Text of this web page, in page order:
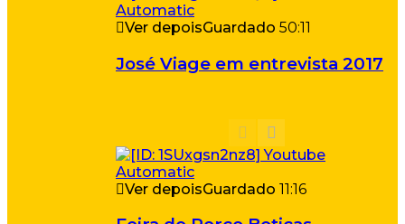
Ver depoisGuardado 50:11
José Viage em entrevista 2017
Ver depoisGuardado 11:16